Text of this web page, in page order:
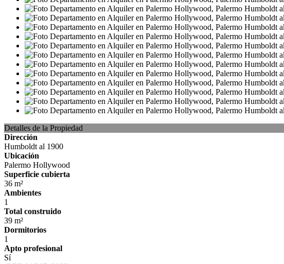
Detalles de la Propiedad
Dirección
Humboldt al 1900
Ubicación
Palermo Hollywood
Superficie cubierta
36 m²
Ambientes
1
Total construido
39 m²
Dormitorios
1
Apto profesional
Sí